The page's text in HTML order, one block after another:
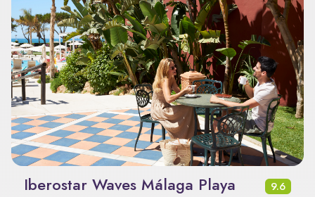
Iberostar Waves Málaga Playa 9.6